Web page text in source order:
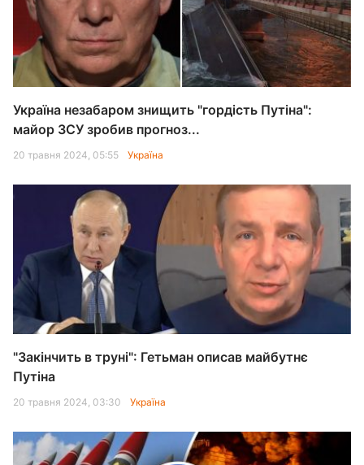
Україна незабаром знищить "гордість Путіна":
майор ЗСУ зробив прогноз...
20 травня 2024, 05:55 Україна
"Закінчить в труні": Гетьман описав майбутнє
Путіна
20 травня 2024, 03:30 Україна